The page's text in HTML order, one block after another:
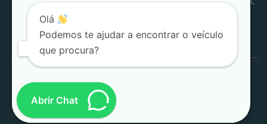
Conosco
por:
(SJC) |
Olá
Podemos te ajudar a encontrar o veículo
que procura?
Abrir Chat